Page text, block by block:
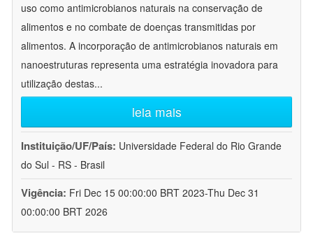
uso como antimicrobianos naturais na conservação de
alimentos e no combate de doenças transmitidas por
alimentos. A incorporação de antimicrobianos naturais em
nanoestruturas representa uma estratégia inovadora para
utilização destas...
leia mais
Instituição/UF/País: Universidade Federal do Rio Grande
do Sul - RS - Brasil
Vigência: Fri Dec 15 00:00:00 BRT 2023-Thu Dec 31
00:00:00 BRT 2026